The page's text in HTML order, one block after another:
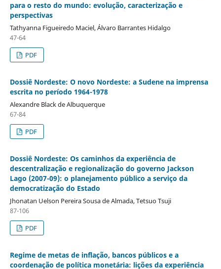
para o resto do mundo: evolução, caracterização e
perspectivas
Tathyanna Figueiredo Maciel, Álvaro Barrantes Hidalgo
47-64
PDF
Dossiê Nordeste: O novo Nordeste: a Sudene na imprensa
escrita no período 1964-1978
Alexandre Black de Albuquerque
67-84
PDF
Dossiê Nordeste: Os caminhos da experiência de
descentralização e regionalização do governo Jackson
Lago (2007-09): o planejamento público a serviço da
democratização do Estado
Jhonatan Uelson Pereira Sousa de Almada, Tetsuo Tsuji
87-106
PDF
Regime de metas de inflação, bancos públicos e a
coordenação de política monetária: lições da experiência